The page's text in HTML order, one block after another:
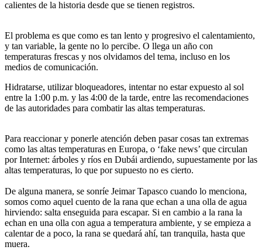
calientes de la historia desde que se tienen registros.
El problema es que como es tan lento y progresivo el calentamiento,
y tan variable, la gente no lo percibe. O llega un año con
temperaturas frescas y nos olvidamos del tema, incluso en los
medios de comunicación.
Hidratarse, utilizar bloqueadores, intentar no estar expuesto al sol
entre la 1:00 p.m. y las 4:00 de la tarde, entre las recomendaciones
de las autoridades para combatir las altas temperaturas.
Para reaccionar y ponerle atención deben pasar cosas tan extremas
como las altas temperaturas en Europa, o ‘fake news’ que circulan
por Internet: árboles y ríos en Dubái ardiendo, supuestamente por las
altas temperaturas, lo que por supuesto no es cierto.
De alguna manera, se sonríe Jeimar Tapasco cuando lo menciona,
somos como aquel cuento de la rana que echan a una olla de agua
hirviendo: salta enseguida para escapar. Si en cambio a la rana la
echan en una olla con agua a temperatura ambiente, y se empieza a
calentar de a poco, la rana se quedará ahí, tan tranquila, hasta que
muera.